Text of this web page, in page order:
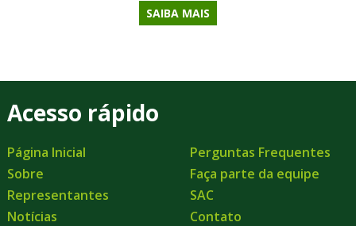
SAIBA MAIS
Acesso rápido
Página Inicial
Sobre
Representantes
Notícias
Perguntas Frequentes
Faça parte da equipe
SAC
Contato